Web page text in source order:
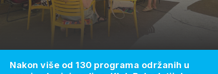
Nakon više od 130 programa održanih u